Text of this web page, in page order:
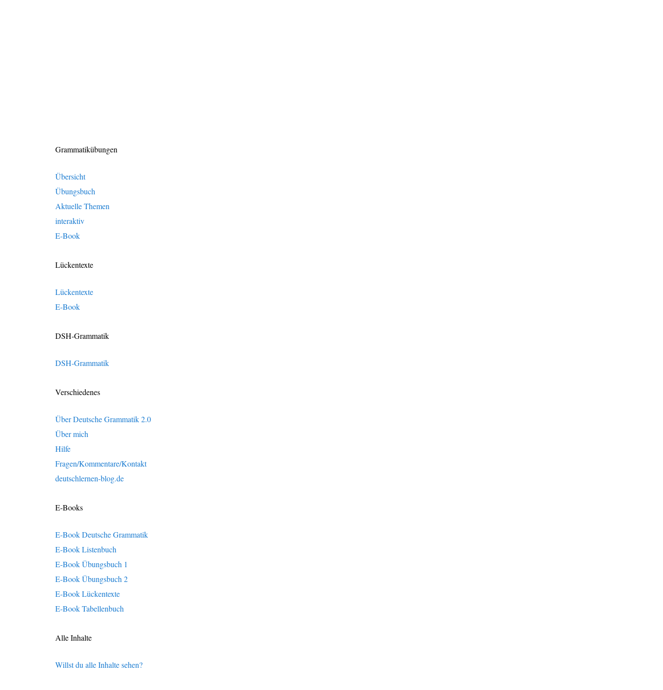
Grammatikübungen
Übersicht
Übungsbuch
Aktuelle Themen
interaktiv
E-Book
Lückentexte
Lückentexte
E-Book
DSH-Grammatik
DSH-Grammatik
Verschiedenes
Über Deutsche Grammatik 2.0
Über mich
Hilfe
Fragen/Kommentare/Kontakt
deutschlernen-blog.de
E-Books
E-Book Deutsche Grammatik
E-Book Listenbuch
E-Book Übungsbuch 1
E-Book Übungsbuch 2
E-Book Lückentexte
E-Book Tabellenbuch
Alle Inhalte
Willst du alle Inhalte sehen?